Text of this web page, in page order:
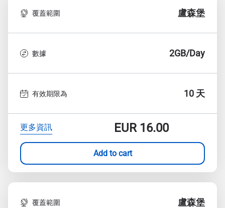
覆蓋範圍 盧森堡
數據 2GB/Day
有效期限為 10 天
更多資訊 EUR16.00
Add to cart
覆蓋範圍 盧森堡